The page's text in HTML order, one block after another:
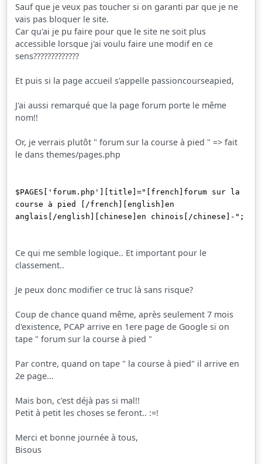
Sauf que je veux pas toucher si on garanti par que je ne
vais pas bloquer le site.
Car qu'ai je pu faire pour que le site ne soit plus
accessible lorsque j'ai voulu faire une modif en ce
sens?????????????
Et puis si la page accueil s'appelle passioncourseapied,
J'ai aussi remarqué que la page forum porte le même
nom!!
Or, je verrais plutôt " forum sur la course à pied "=> fait
le dans themes/pages.php
$PAGES['forum.php'][title]="[french]forum sur la
course à pied [/french][english]en
anglais[/english][chinese]en chinois[/chinese]-";
Ce qui me semble logique.. Et important pour le
classement..
Je peux donc modifier ce truc là sans risque?
Coup de chance quand même, après seulement 7 mois
d'existence, PCAP arrive en 1ere page de Google si on
tape " forum sur la course à pied "
Par contre, quand on tape " la course à pied" il arrive en
2e page...
Mais bon, c'est déjà pas si mal!!
Petit à petit les choses se feront.. :=!
Merci et bonne journée à tous,
Bisous